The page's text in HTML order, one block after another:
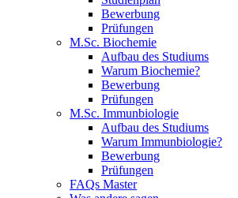
Bewerbung
Prüfungen
M.Sc. Biochemie
Aufbau des Studiums
Warum Biochemie?
Bewerbung
Prüfungen
M.Sc. Immunbiologie
Aufbau des Studiums
Warum Immunbiologie?
Bewerbung
Prüfungen
FAQs Master